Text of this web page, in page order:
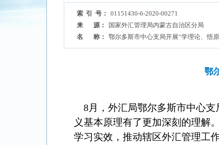
索 引 号：
01151430-6-2020-00271
来 源：
国家外汇管理局内蒙古自治区分局
名 称：
鄂尔多斯市中心支局开展“学理论、悟
鄂
8月，外汇局鄂尔多斯市中心支
义基本原理有了更加深刻的理解
学习实效，推动辖区外汇管理工